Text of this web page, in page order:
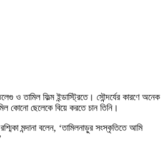
ও তামিল ফিল্ম ইন্ডাস্ট্রিতে। সৌন্দর্যের কারণে অনেক
কোনো ছেলেকে বিয়ে করতে চান তিনি।
মন্দানা বলেন, ‘তামিলনাড়ুর সংস্কৃতিতে আমি